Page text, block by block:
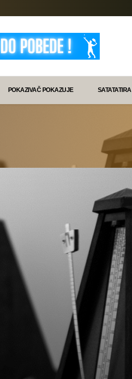
POKAZIVAČ POKAZUJE SATATATIRA